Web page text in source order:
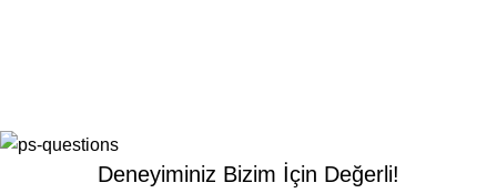
Deneyiminiz Bizim İçin Değerli!